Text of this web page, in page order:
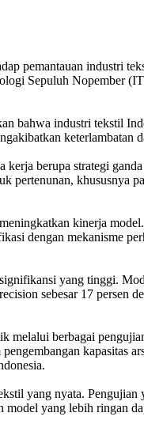
pemantauan industri
Sepuluh Nopember
bahwa industri tekstil
berupa strategi
khususnya
kinerja
dengan mekanisme
yang tinggi.
sebesar 17
melalui berbagai
kapasitas
yang nyata.
yang lebih ringan